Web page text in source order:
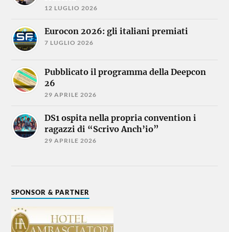
12 LUGLIO 2026
Eurocon 2026: gli italiani premiati
7 LUGLIO 2026
Pubblicato il programma della Deepcon
26
29 APRILE 2026
DS1 ospita nella propria convention i
ragazzi di “Scrivo Anch’io”
29 APRILE 2026
SPONSOR & PARTNER